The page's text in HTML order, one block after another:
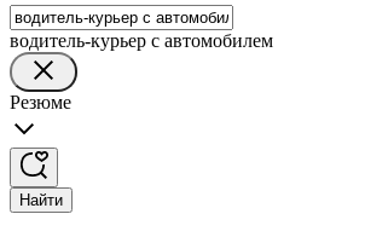
водитель-курьер с автомобилем
Резюме
Найти